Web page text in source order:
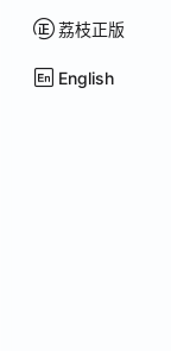
荔枝正版
English